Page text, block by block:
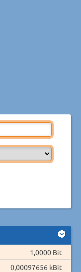
1,0000 Bit
0,00097656 kBit